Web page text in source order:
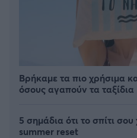
Βρήκαμε τα πιο χρήσιμα
όσους αγαπούν τα ταξίδια
5 σημάδια ότι το σπίτι
summer reset